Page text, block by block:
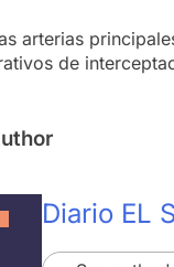
arterias
de
Diario EL